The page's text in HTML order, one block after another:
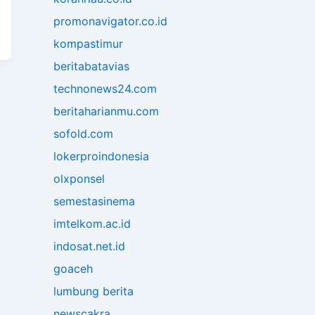
promonavigator.co.id
kompastimur
beritabatavias
technonews24.com
beritaharianmu.com
sofold.com
lokerproindonesia
olxponsel
semestasinema
imtelkom.ac.id
indosat.net.id
goaceh
lumbung berita